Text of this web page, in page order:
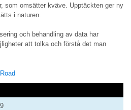
som omsätter kväve. Upptäckten ger ny
i naturen.
och behandling av data har
att tolka och förstå det man